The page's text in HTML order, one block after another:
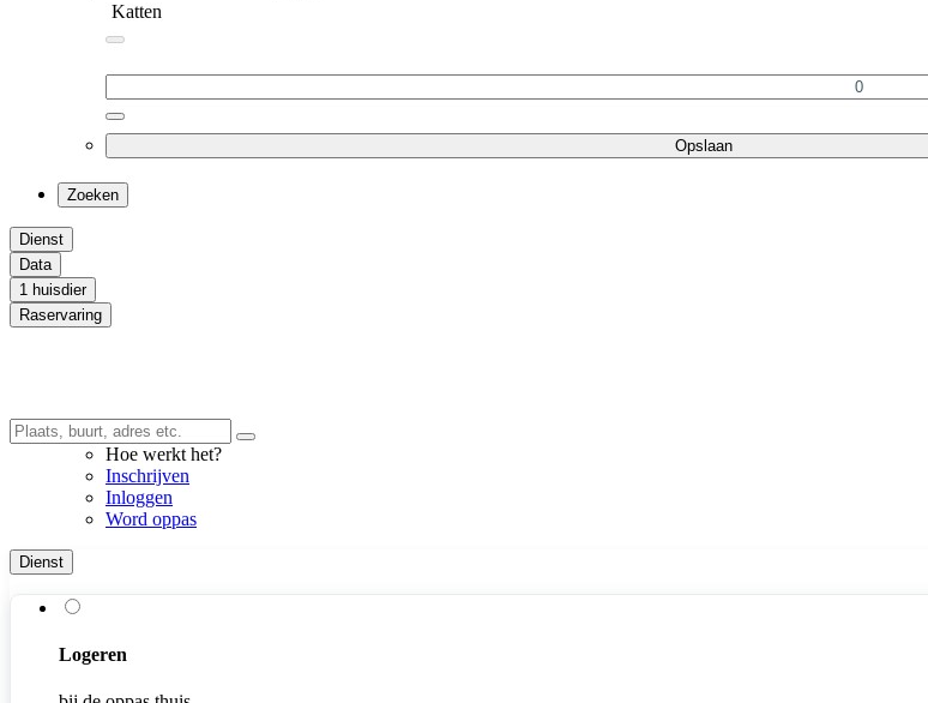
Katten
Opslaan
Zoeken
Dienst
Data
1 huisdier
Raservaring
Hoe werkt het?
Inschrijven
Inloggen
Word oppas
Dienst
Logeren